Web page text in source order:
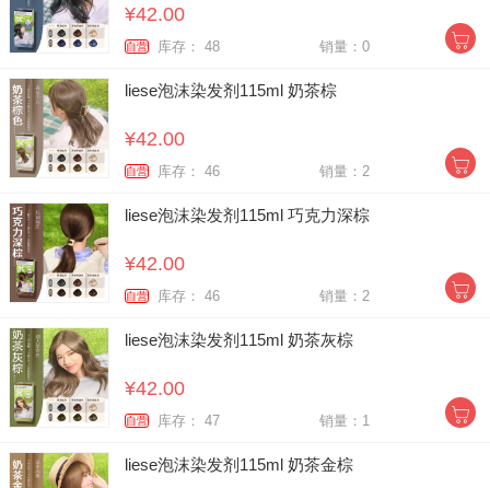
¥42.00
自营 库存： 48 销量：0
liese泡沫染发剂115ml 奶茶棕
¥42.00
自营 库存： 46 销量：2
liese泡沫染发剂115ml 巧克力深棕
¥42.00
自营 库存： 46 销量：2
liese泡沫染发剂115ml 奶茶灰棕
¥42.00
自营 库存： 47 销量：1
liese泡沫染发剂115ml 奶茶金棕